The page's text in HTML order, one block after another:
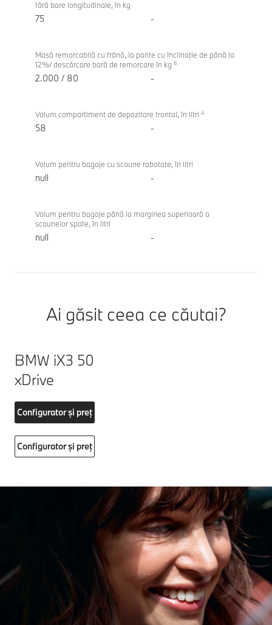
fără bare longitudinale, în kg
75 -
Masă remorcabilă cu frână, la pante cu înclinaţie de până la
12%/ descărcare bară de remorcare în kg 6
2.000 / 80 -
Volum compartiment de depozitare frontal, în litri 4
58 -
Volum pentru bagaje cu scaune rabatate, în litri
null -
Volum pentru bagaje până la marginea superioară a
scaunelor spate, în litri
null -
Ai găsit ceea ce căutai?
BMW iX3 50
xDrive
Configurator și preț
Configurator și preț